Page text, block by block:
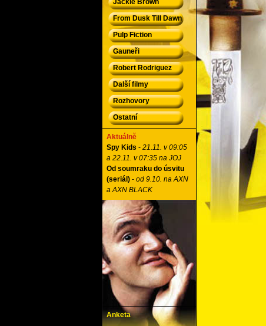
Jackie Brown
From Dusk Till Dawn
Pulp Fiction
Gauneři
Robert Rodriguez
Další filmy
Rozhovory
Ostatní
Aktuálně
Spy Kids - 21.11. v 09:05
a 22.11. v 07:35 na JOJ
Od soumraku do úsvitu
(seriál)- od 9.10. na AXN
a AXN BLACK
Anketa